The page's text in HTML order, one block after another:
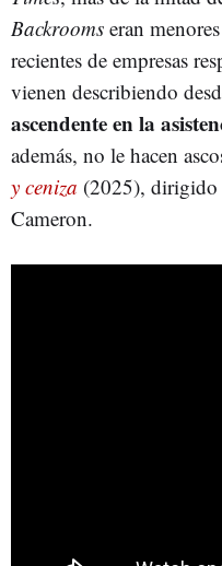
Backrooms eran
recientes de empresas
vienen describiendo
ascendente en la
además, no le hacen
y ceniza (2025), dirigido
Cameron.